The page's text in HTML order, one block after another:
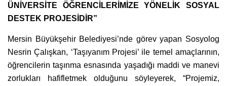
ÜNİVERSİTE ÖĞRENCİLERİMİZE YÖNELİK SOSYAL
DESTEK PROJESİDİR”
Mersin Büyükşehir Belediyesi’nde görev yapan Sosyolog
Nesrin Çalışkan, ‘Taşıyanım Projesi’ ile temel amaçlarının,
öğrencilerin taşınma esnasında yaşadığı maddi ve manevi
zorlukları hafifletmek olduğunu söyleyerek, “Projemiz,